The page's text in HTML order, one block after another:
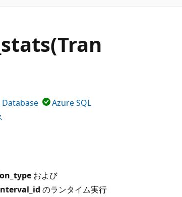
Database
Azure SQL
および
のランタイム実行